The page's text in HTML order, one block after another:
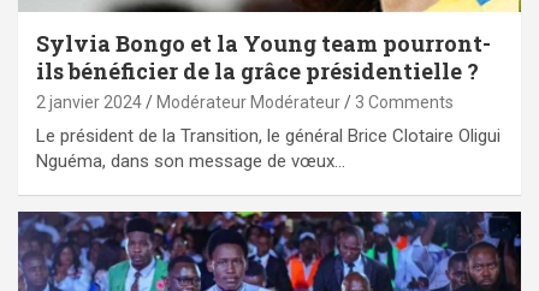
Sylvia Bongo et la Young team pourront-
ils bénéficier de la grâce présidentielle ?
2 janvier 2024 Modérateur Modérateur 3 Comments
Le président de la Transition, le général Brice Clotaire Oligui
Nguéma, dans son message de vœux…